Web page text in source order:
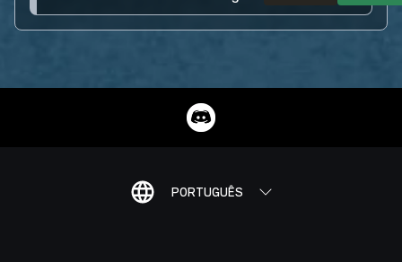
PORTUGUÊS